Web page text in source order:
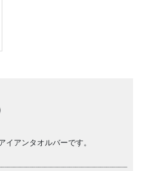
イアンタオルバーです。